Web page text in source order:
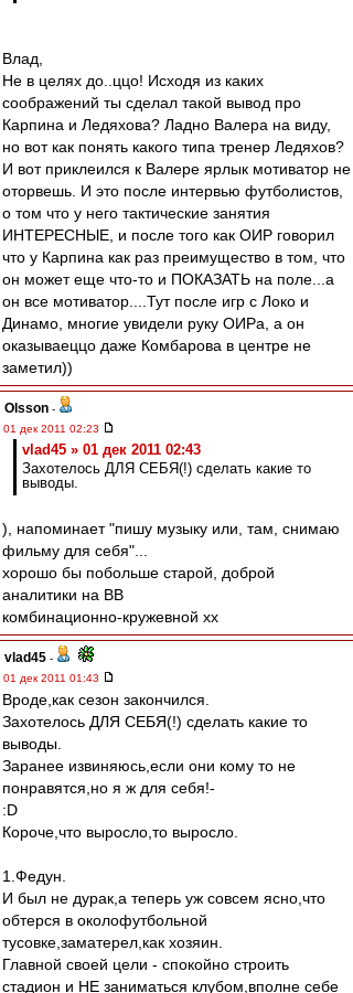
Влад,
Не в целях до..ццо! Исходя из каких
соображений ты сделал такой вывод про
Карпина и Ледяхова? Ладно Валера на виду,
но вот как понять какого типа тренер Ледяхов?
И вот приклеился к Валере ярлык мотиватор не
оторвешь. И это после интервью футболистов,
о том что у него тактические занятия
ИНТЕРЕСНЫЕ, и после того как ОИР говорил
что у Карпина как раз преимущество в том, что
он может еще что-то и ПОКАЗАТЬ на поле...а
он все мотиватор....Тут после игр с Локо и
Динамо, многие увидели руку ОИРа, а он
оказываеццо даже Комбарова в центре не
заметил))
Olsson -
01 дек 2011 02:23
vlad45 » 01 дек 2011 02:43
Захотелось ДЛЯ СЕБЯ(!) сделать какие то
выводы.
), напоминает "пишу музыку или, там, снимаю
фильму для себя"...
хорошо бы побольше старой, доброй
аналитики на ВВ
комбинационно-кружевной хх
vlad45 -
01 дек 2011 01:43
Вроде,как сезон закончился.
Захотелось ДЛЯ СЕБЯ(!) сделать какие то
выводы.
Заранее извиняюсь,если они кому то не
понравятся,но я ж для себя!-
:D
Короче,что выросло,то выросло.
1.Федун.
И был не дурак,а теперь уж совсем ясно,что
обтерся в околофутбольной
тусовке,заматерел,как хозяин.
Главной своей цели - спокойно строить
стадион и НЕ заниматься клубом,вполне себе